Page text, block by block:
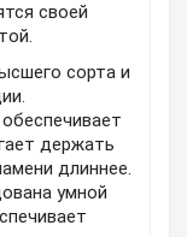
своей
сорта и
держать
длиннее.
умной